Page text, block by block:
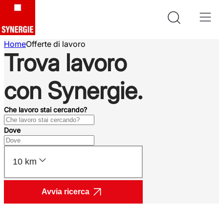
HomeOfferte di lavoro
Trova lavoro
con Synergie.
Che lavoro stai cercando?
Dove
10 km
Avvia ricerca